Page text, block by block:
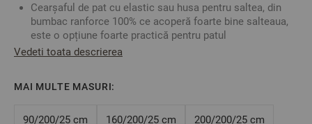
Cearșaful de pat cu elastic sau husa pentru saltea, din
bumbac ranforce 100% ce acoperă foarte bine salteaua,
este o opțiune foarte practică pentru patul
dumneavoastră.
dumneavoastră: Lățime/Lungime/Înălțime
de pat cu oricare față de pernă sau cearșaf de pilotă în
Vedeti toata descrierea
MAI MULTE MASURI:
90/200/25 cm 160/200/25 cm 200/200/25 cm